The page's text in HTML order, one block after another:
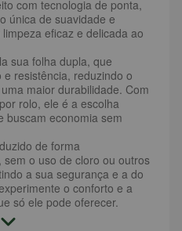
com tecnologia de ponta,
única de suavidade e
eficaz e delicada ao
sua folha dupla, que
resistência, reduzindo o
maior durabilidade. Com
rolo, ele é a escolha
buscam economia sem
de forma
o uso de cloro ou outros
a sua segurança e a do
o conforto e a
só ele pode oferecer.